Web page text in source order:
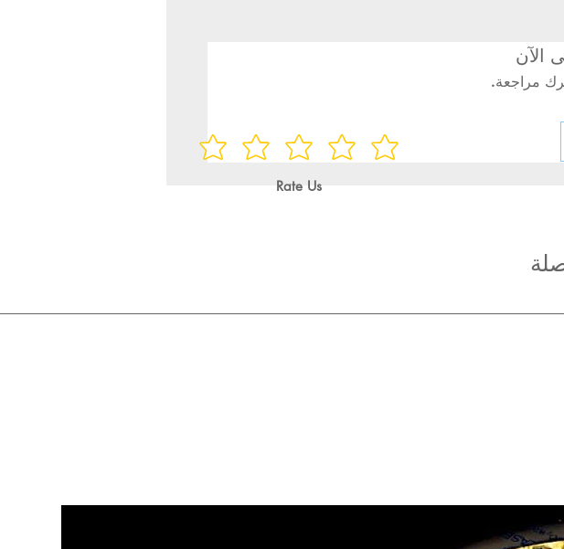
الآن
مراجعة.
Rate Us